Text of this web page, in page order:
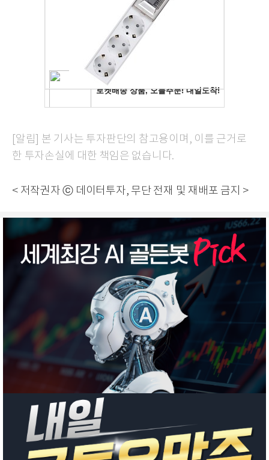
[알림] 본 기사는 투자판단의 참고용이며, 이를 근거로
한 투자손실에 대한 책임은 없습니다.
< 저작권자 ⓒ 데이터투자, 무단 전재 및 재배포 금지 >